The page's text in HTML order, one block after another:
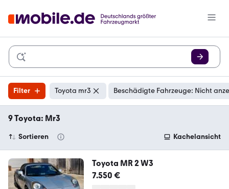
Filter Toyota mr3 Beschädigte Fahrzeuge: Nicht
9 Toyota: Mr3
Sortieren Kachelansicht
Toyota MR 2 W3
7.550 €